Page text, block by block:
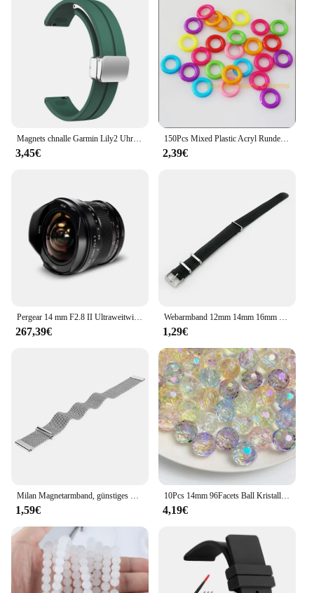
Magnets chnalle Garmin Lily2 Uhren armband Sport Universal Original Silikon 14mm atmungsaktives Silikon für Garmin Lilie 2 14mm
3,45€
150Pcs Mixed Plastic Acryl Runde Kreis Spacer Perlen Charms 14mm
2,39€
Pergear 14 mm F2.8 II Ultraweitwinkel-Handobjektiv, Vollformat, L-Mount, Sony E-Mount, Nikon Z-Mount, Canon RF-Mount, spiegellose Kamera
267,39€
Webarmband 12mm 14mm 16mm 18mm 20mm 22mm 24mm Sportuhrenarmband Stoff Nylon Uhrenarmband Stahlschnalle Gürtel Uhrenarmbänder
1,29€
Milan Magnetarmband, günstiges Uhren-Lazy-Armband mit Metallgeflechtarmband, 14 mm, 16 mm, 18, 20, 22
1,59€
10Pcs 14mm 96Facets Ball Kristall Glas Runde Spacer Perle Großes Loch Für DIY Herstellung Von Schmuck Earing Accessorise hängende Dekoration
4,19€